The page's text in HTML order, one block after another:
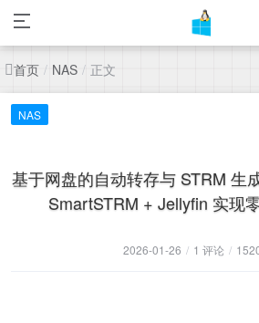
首页 / NAS / 正文
NAS
基于网盘的自动转存与 STRM 生
SmartSTRM + Jellyfin 实现
2026-01-26 / 1 评论 /